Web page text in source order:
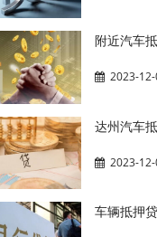
附近汽车
2023-12-
达州汽车
2023-12-
车辆抵押